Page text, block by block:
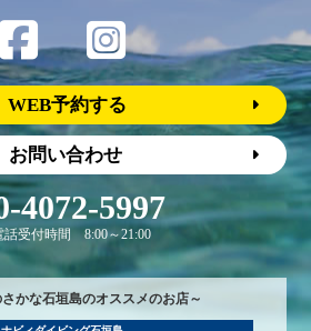
WEB予約する
お問い合わせ
4072-5997
受付時間 8:00～21:00
かな石垣島のオススメのお店～